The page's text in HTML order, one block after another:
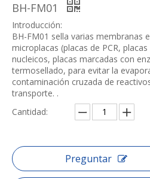
BH-FM01
Introducción:
BH-FM01 sella varias membranas
microplacas (placas de PCR,
nucleicos, placas marcadas con
termosellado, para evitar la
contaminación cruzada de
transporte. .
Cantidad:
Preguntar